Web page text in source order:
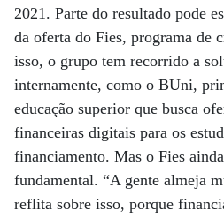
2021. Parte do resultado pode
da oferta do Fies, programa de
isso, o grupo tem recorrido a
internamente, como o BUni,
educação superior que busca
financeiras digitais para os
financiamento. Mas o Fies
fundamental. “A gente almeja
reflita sobre isso, porque